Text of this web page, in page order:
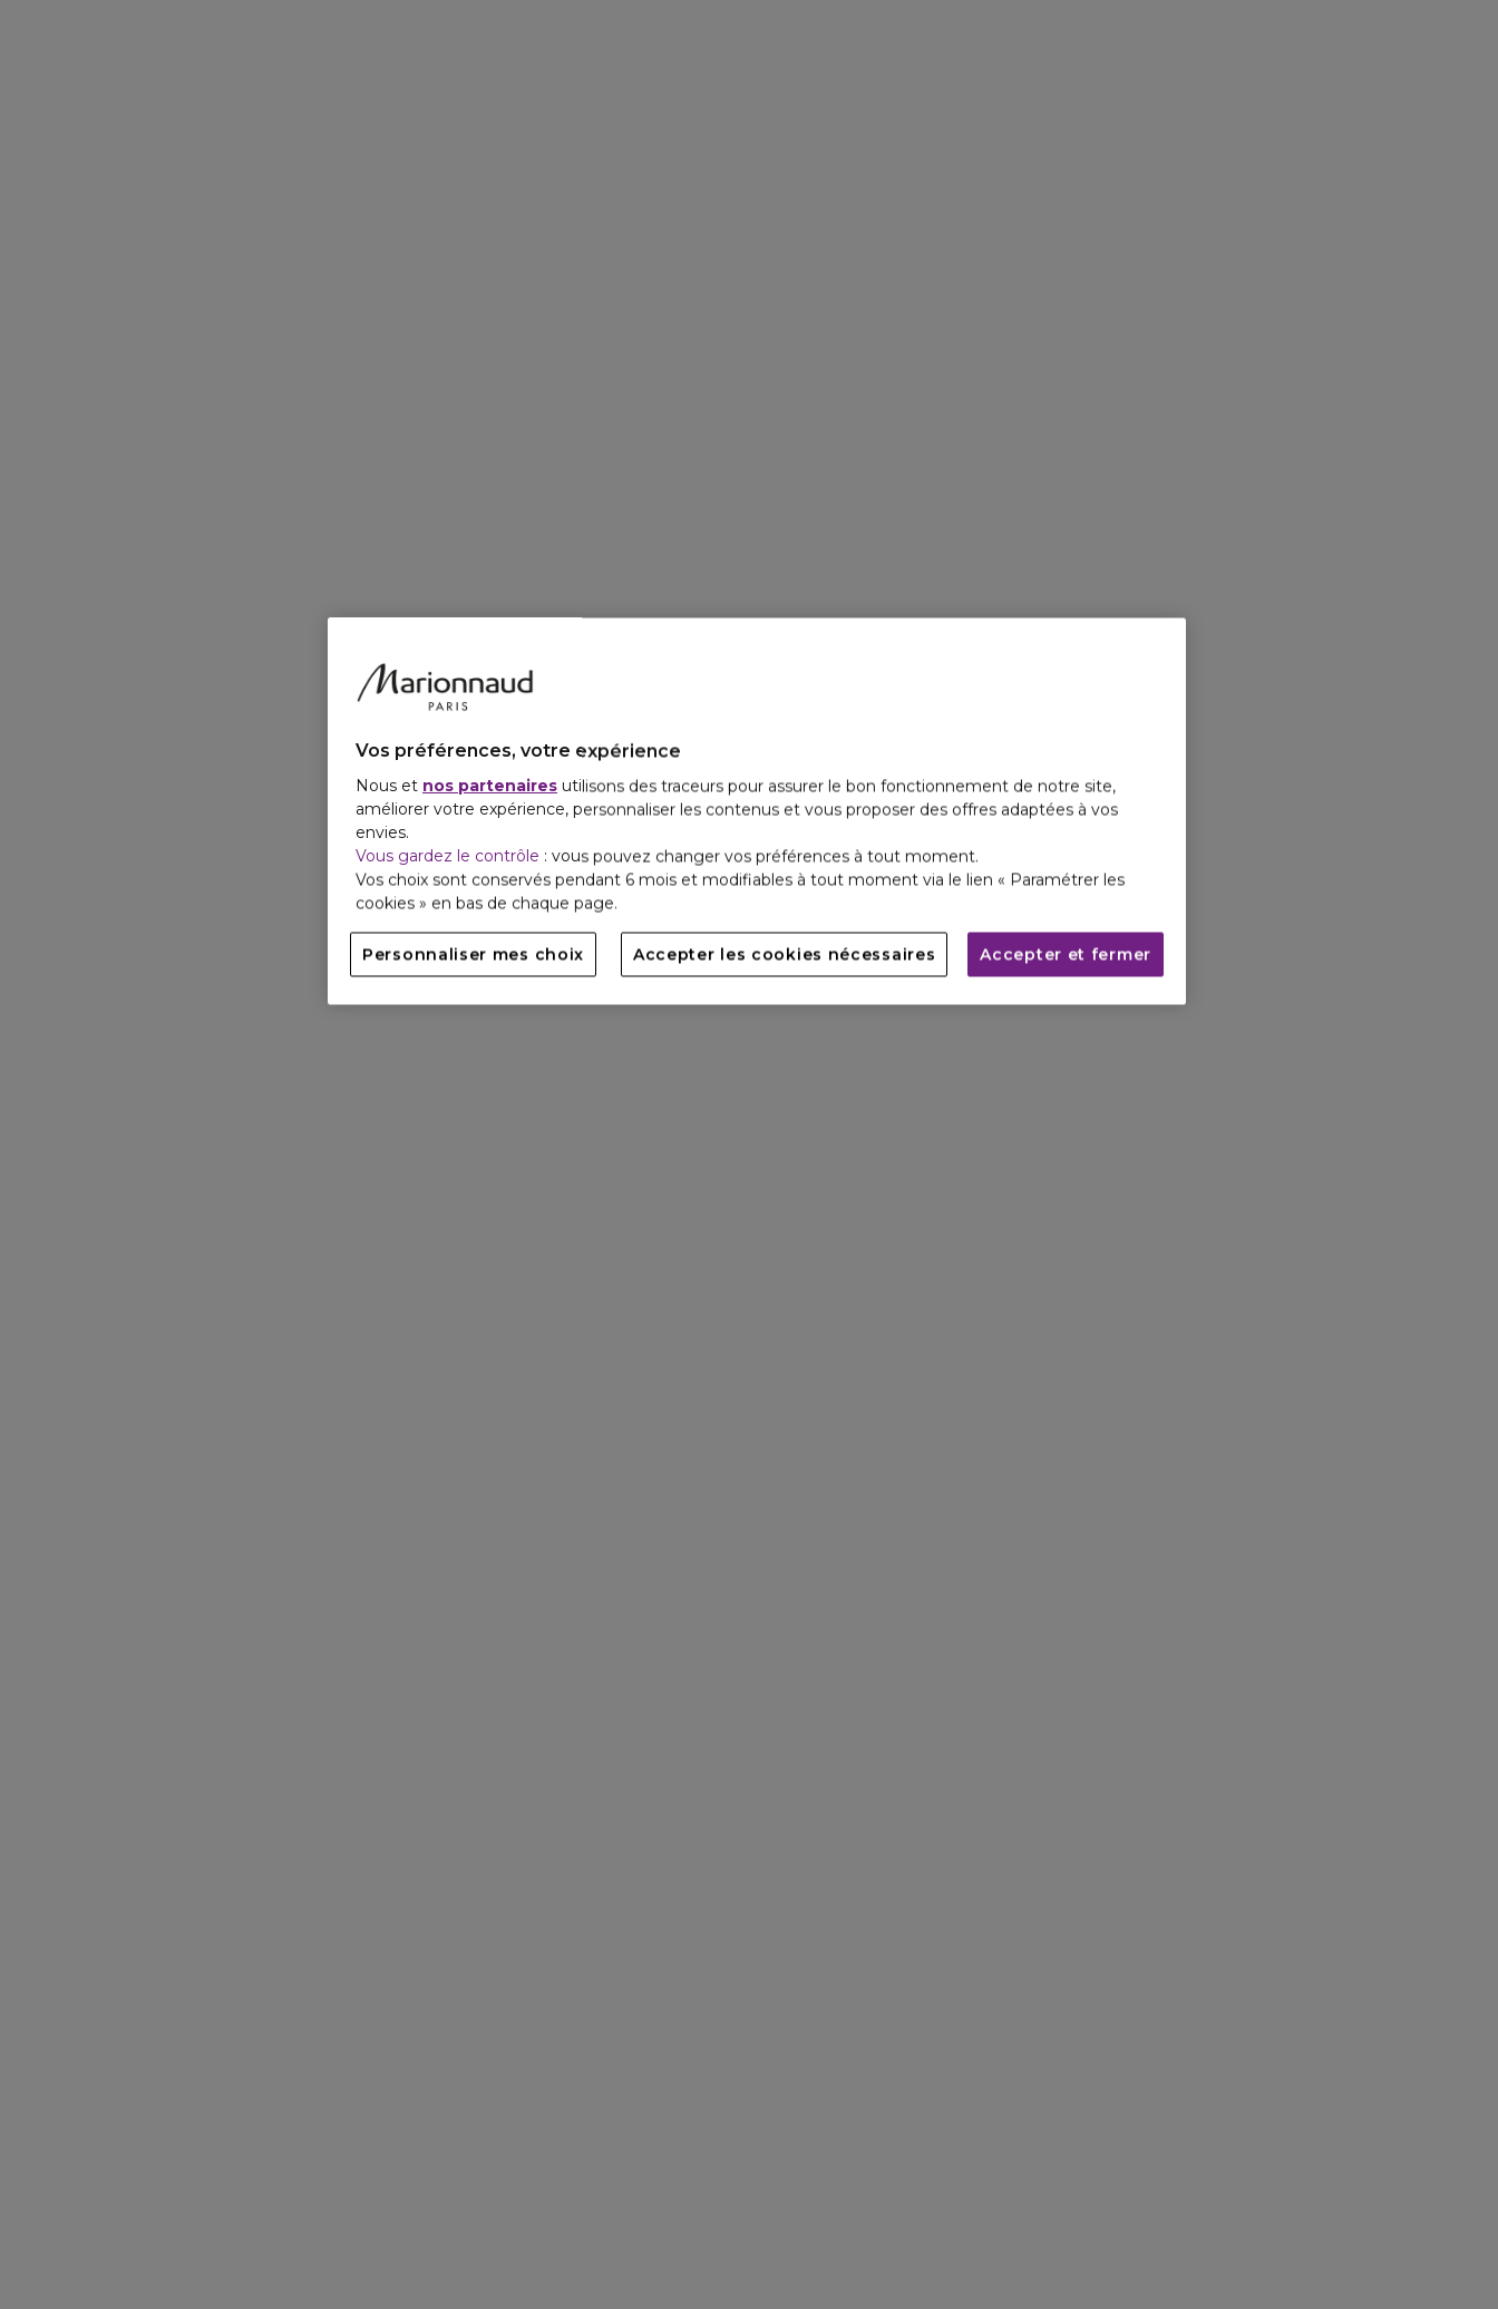
Vos préférences, votre expérience
Nous et nos partenaires utilisons des traceurs pour assurer le bon fonctionnement de notre site,
améliorer votre expérience, personnaliser les contenus et vous proposer des offres adaptées à vos
envies.
Vous gardez le contrôle : vous pouvez changer vos préférences à tout moment.
Vos choix sont conservés pendant 6 mois et modifiables à tout moment via le lien « Paramétrer les
cookies » en bas de chaque page.
Personnaliser mes choix Accepter les cookies nécessaires Accepter et fermer